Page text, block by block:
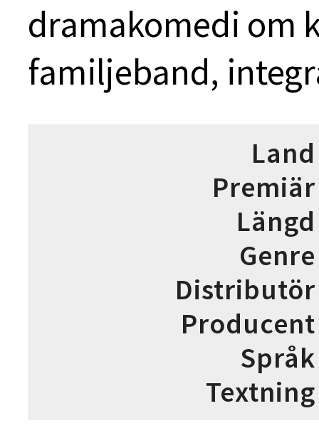
dramakomedi om
familjeband,
Land
Premiär
Längd
Genre
Distributör
Producent
Språk
Textning